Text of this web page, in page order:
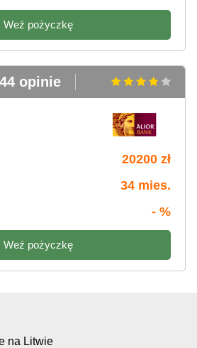
Weź pożyczkę
20200 zł
34 mies.
- %
Weź pożyczkę
opinie
na Litwie